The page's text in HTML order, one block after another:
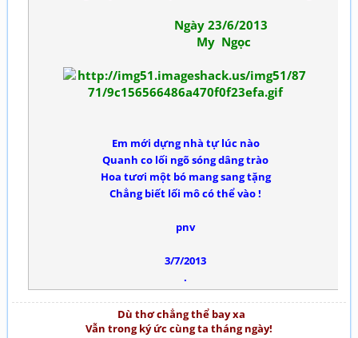
Ngày 23/6/2013
My Ngọc
Em mới dựng nhà tự lúc nào
Quanh co lối ngõ sóng dâng trào
Hoa tươi một bó mang sang tặng
Chẳng biết lối mô có thể vào !
pnv
3/7/2013
.
Dù thơ chẳng thể bay xa
Vẫn trong ký ức cùng ta tháng ngày!